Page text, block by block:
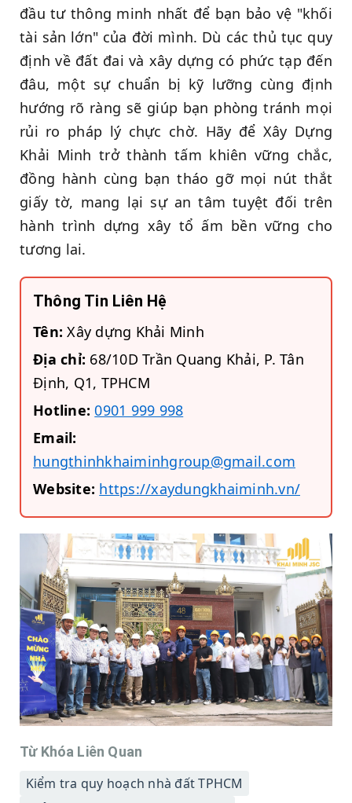
đầu tư thông minh nhất để bạn bảo vệ "khối
tài sản lớn" của đời mình. Dù các thủ tục quy
định về đất đai và xây dựng có phức tạp đến
đâu, một sự chuẩn bị kỹ lưỡng cùng định
hướng rõ ràng sẽ giúp bạn phòng tránh mọi
rủi ro pháp lý chực chờ. Hãy để Xây Dựng
Khải Minh trở thành tấm khiên vững chắc,
đồng hành cùng bạn tháo gỡ mọi nút thắt
giấy tờ, mang lại sự an tâm tuyệt đối trên
hành trình dựng xây tổ ấm bền vững cho
tương lai.
Thông Tin Liên Hệ
Tên: Xây dựng Khải Minh
Địa chỉ: 68/10D Trần Quang Khải, P. Tân
Định, Q1, TPHCM
Hotline: 0901 999 998
Email:
hungthinhkhaiminhgroup@gmail.com
Website: https://xaydungkhaiminh.vn/
Từ Khóa Liên Quan
Kiểm tra quy hoạch nhà đất TPHCM